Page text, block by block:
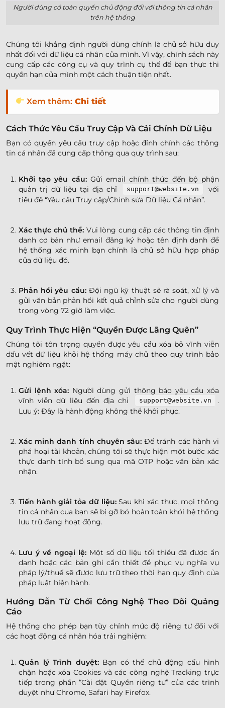
Người dùng có toàn quyền chủ động đối với thông tin cá nhân
trên hệ thống
Chúng tôi khẳng định người dùng chính là chủ sở hữu duy
nhất đối với dữ liệu cá nhân của mình. Vì vậy, chính sách này
cung cấp các công cụ và quy trình cụ thể để bạn thực thi
quyền hạn của mình một cách thuận tiện nhất.
Xem thêm: Chi tiết
Cách Thức Yêu Cầu Truy Cập Và Cải Chính Dữ Liệu
Bạn có quyền yêu cầu truy cập hoặc đính chính các thông
tin cá nhân đã cung cấp thông qua quy trình sau:
Khởi tạo yêu cầu:Gửi email chính thức đến bộ phận
quản trị dữ liệu tại địa chỉ
support@website.vn
với
tiêu đề “Yêu cầu Truy cập/Chỉnh sửa Dữ liệu Cá nhân”.
Xác thực chủ thể: Vui lòng cung cấp các thông tin định
danh cơ bản như email đăng ký hoặc tên định danh để
hệ thống xác minh bạn chính là chủ sở hữu hợp pháp
của dữ liệu đó.
Phản hồi yêu cầu:Đội ngũ kỹ thuật sẽ rà soát, xử lý và
gửi văn bản phản hồi kết quả chỉnh sửa cho người dùng
trong vòng 72 giờ làm việc.
Quy Trình Thực Hiện “Quyền Được Lãng Quên”
Chúng tôi tôn trọng quyền được yêu cầu xóa bỏ vĩnh viễn
dấu vết dữ liệu khỏi hệ thống máy chủ theo quy trình bảo
mật nghiêm ngặt:
Gửi lệnh xóa: Người dùng gửi thông báo yêu cầu xóa
vĩnh viễn dữ liệu đến địa chỉ
support@website.vn
.
Lưu ý: Đây là hành động không thể khôi phục.
Xác minh danh tính chuyên sâu: Để tránh các hành vi
phá hoại tài khoản, chúng tôi sẽ thực hiện một bước xác
thực danh tính bổ sung qua mã OTP hoặc văn bản xác
nhận.
Tiến hành giải tỏa dữ liệu:Sau khi xác thực, mọi thông
tin cá nhân của bạn sẽ bị gỡ bỏ hoàn toàn khỏi hệ thống
lưu trữ đang hoạt động.
Lưu ý về ngoại lệ:Một số dữ liệu tối thiểu đã được ẩn
danh hoặc các bản ghi cần thiết để phục vụ nghĩa vụ
pháp lý/thuế sẽ được lưu trữ theo thời hạn quy định của
pháp luật hiện hành.
Hướng Dẫn Từ Chối Công Nghệ Theo Dõi Quảng
Cáo
Hệ thống cho phép bạn tùy chỉnh mức độ riêng tư đối với
các hoạt động cá nhân hóa trải nghiệm:
Quản lý Trình duyệt:Bạn có thể chủ động cấu hình
chặn hoặc xóa Cookies và các công nghệ Tracking trực
tiếp trong phần “Cài đặt Quyền riêng tư” của các trình
duyệt như Chrome, Safari hay Firefox.